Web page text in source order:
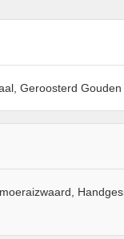
Geroosterd Gouden